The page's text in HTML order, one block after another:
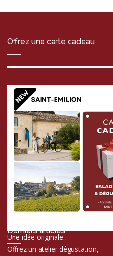
Offrez une carte cadeau
Une idée originale :
Offrez un atelier dégustation,
Derniers articles